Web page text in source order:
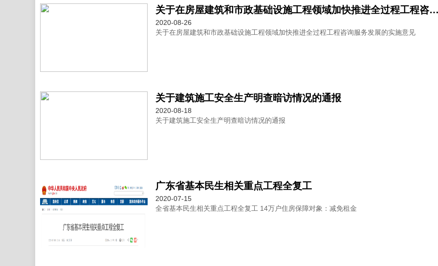
关于在房屋建筑和市政基础设施工程领域加快推进全过程工程
2020-08-26
关于在房屋建筑和市政基础设施工程领域加快推进全过程工程咨询服务发展的实施意见
关于建筑施工安全生产明查暗访情况的通报
2020-08-18
关于建筑施工安全生产明查暗访情况的通报
广东省基本民生相关重点工程全复工
2020-07-15
全省基本民生相关重点工程全复工 14万户住房保障对象：减免租金